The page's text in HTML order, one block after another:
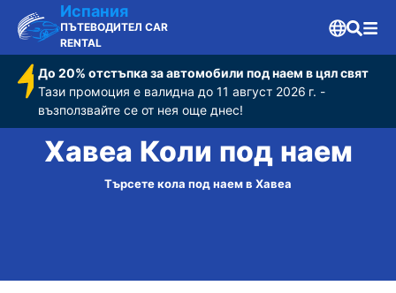
Испания
ПЪТЕВОДИТЕЛ CAR
RENTAL
До 20% отстъпка за автомобили под наем в цял свят
Тази промоция е валидна до 11 август 2026 г. -
възползвайте се от нея още днес!
Хавеа Коли под наем
Търсете кола под наем в Хавеа